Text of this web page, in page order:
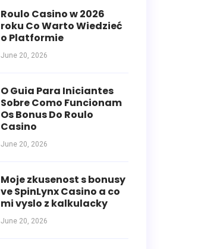
Roulo Casino w 2026
roku Co Warto Wiedzieć
o Platformie
June 20, 2026
O Guia Para Iniciantes
Sobre Como Funcionam
Os Bonus Do Roulo
Casino
June 20, 2026
Moje zkusenost s bonusy
ve SpinLynx Casino a co
mi vyslo z kalkulacky
June 20, 2026